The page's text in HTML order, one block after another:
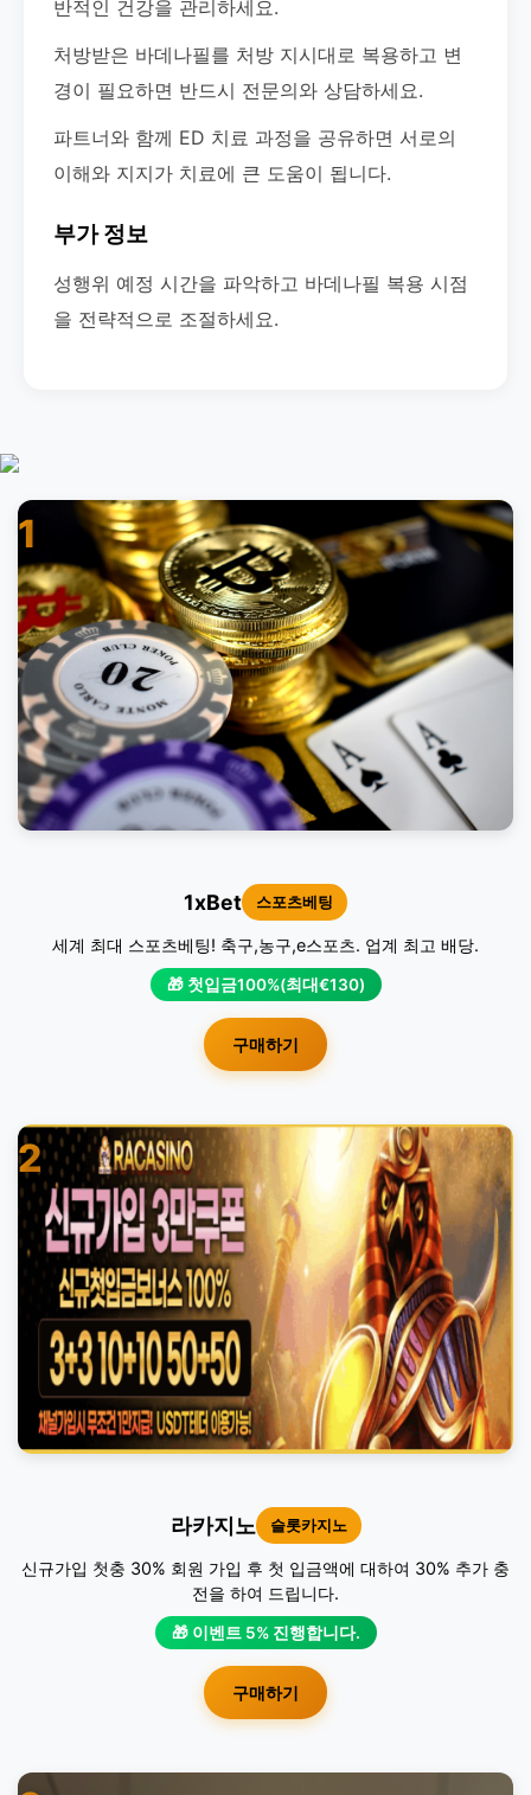
반적인 건강을 관리하세요.
처방받은 바데나필를 처방 지시대로 복용하고 변
경이 필요하면 반드시 전문의와 상담하세요.
파트너와 함께 ED 치료 과정을 공유하면 서로의
이해와 지지가 치료에 큰 도움이 됩니다.
부가 정보
성행위 예정 시간을 파악하고 바데나필 복용 시점
을 전략적으로 조절하세요.
1
1xBet 스포츠베팅
세계 최대 스포츠베팅! 축구,농구,e스포츠. 업계 최고 배당.
🎁 첫입금100%(최대€130)
구매하기
2
라카지노 슬롯카지노
신규가입 첫충 30% 회원 가입 후 첫 입금액에 대하여 30% 추가 충
전을 하여 드립니다.
🎁 이벤트 5% 진행합니다.
구매하기